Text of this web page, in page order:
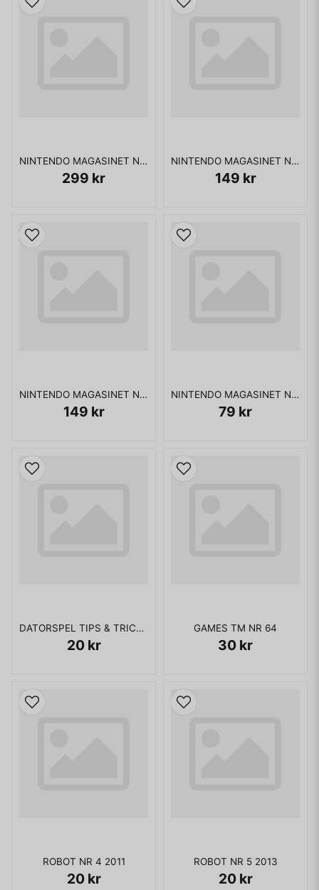
NINTENDO MAGASINET NR 1 1990 MED POWERPLAYER
299 kr
NINTENDO MAGASINET NR 2 1993 MED POWER PLAYER
149 kr
NINTENDO MAGASINET NR 10 1992 MED POWER PLAYER
149 kr
NINTENDO MAGASINET NR 8 1992 MED POWER PLAYER
79 kr
DATORSPEL TIPS & TRICKS NR 20
20 kr
GAMES TM NR 64
30 kr
ROBOT NR 4 2011
20 kr
ROBOT NR 5 2013
20 kr